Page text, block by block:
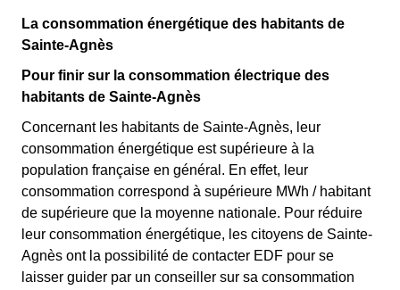
La consommation énergétique des habitants de
Sainte-Agnès
Pour finir sur la consommation électrique des
habitants de Sainte-Agnès
Concernant les habitants de Sainte-Agnès, leur
consommation énergétique est supérieure à la
population française en général. En effet, leur
consommation correspond à supérieure MWh / habitant
de supérieure que la moyenne nationale. Pour réduire
leur consommation énergétique, les citoyens de Sainte-
Agnès ont la possibilité de contacter EDF pour se
laisser guider par un conseiller sur sa consommation